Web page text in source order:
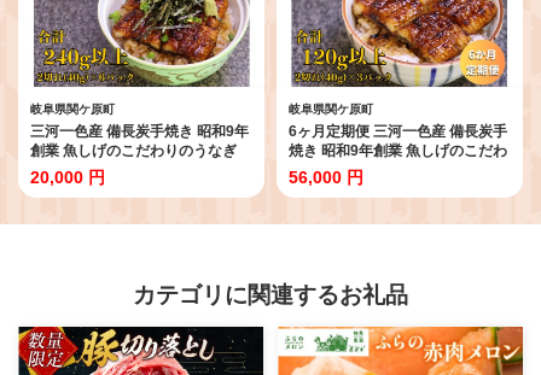
岐阜県関ケ原町
三河一色産 備長炭手焼き 昭和9年
創業 魚しげのこだわりのうなぎ
蒲焼 2切れ×6パック
20,000 円
岐阜県関ケ原町
6ヶ月定期便 三河一色産 備長炭手
焼き 昭和9年創業 魚しげのこだわ
りのうなぎ 蒲焼 2切れ×3パック
56,000 円
カテゴリに関連するお礼品